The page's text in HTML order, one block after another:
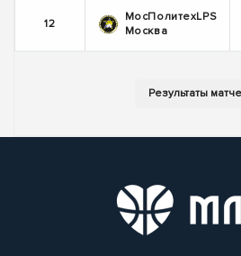
12
МосПолитехLPS
Москва